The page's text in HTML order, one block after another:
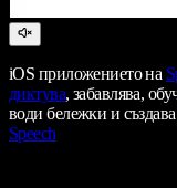
iOS приложението на
диктува, забавлява,
води бележки и
Speech